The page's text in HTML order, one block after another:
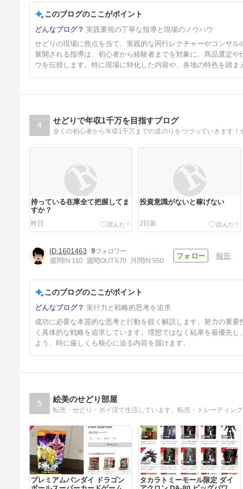
【せどりコンサル】同行レクチ
ャーin 泉佐野～和歌山
46日前
このブログのここがポイント
実践重視の丁寧な指導と現場のノウハウ
せどりの現場に焦点を当て、実践的な同行レクチャーやコンサ
展開される指導は、初心者から経験者までを対象に、商品選定
ウを伝授します。特に現場に特化した内容や、各地の特色を踏
4 せどりで年収1千万を目指すブログ
全くの初心者から年収1千万までの道のりをつづっていきます！
持っている在庫全て把握してま
すか？
昨日
投資意識がないと稼げない
2日前
運も実力のうち
6日前
1601463
9
週間IN:110 週間OUT:670 月間IN:550
報告
このブログのここがポイント
実行力と戦略的思考を追求
成功に必要な本質的な思考と行動を鋭く解説します。努力の重
く具体的な戦略を追求しています。理想ではなく結果を最優先
よう、時に厳しくも核心に迫る内容を届けます。
5 絵美のせどり部屋
プレミアムバンダイ ドラゴン
タカラトミーモール限定 ダイ